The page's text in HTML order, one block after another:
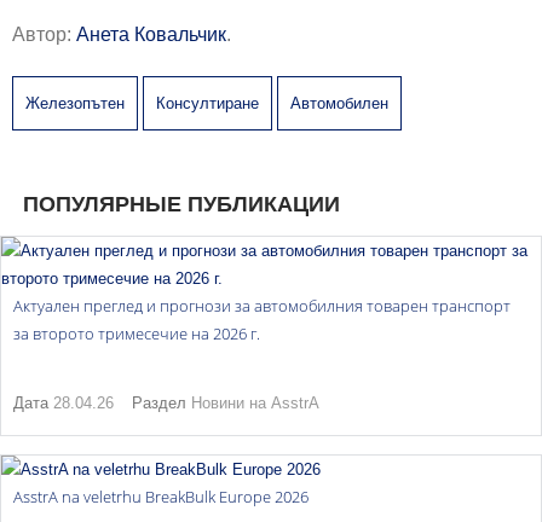
Автор: Анета Ковальчик.
Железопътен Консултиране Автомобилен
ПОПУЛЯРНЫЕ ПУБЛИКАЦИИ
Актуален преглед и прогнози за автомобилния товарен транспорт
за второто тримесечие на 2026 г.
Дата 28.04.26 Раздел Новини на AsstrA
AsstrA na veletrhu BreakBulk Europe 2026